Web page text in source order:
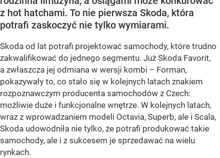
z hot hatchami. To nie pierwsza Skoda, która
potrafi zaskoczyć nie tylko wymiarami.
Skoda od lat potrafi projektować samochody, które trudno
zakwalifikować do jednego segmentu. Już Skoda Favorit,
a zwłaszcza jej odmiana w wersji kombi – Forman,
pokazywały to, co stało się w kolejnych latach znakiem
rozpoznawczym producenta samochodów z Czech:
możliwie duże i funkcjonalne wnętrze. W kolejnych latach,
wraz z wprowadzaniem modeli Octavia, Superb, ale i Scala,
Skoda udowodniła nie tylko, że potrafi produkować takie
samochody, ale i z sukcesem je sprzedawać na wielu
rynkach.